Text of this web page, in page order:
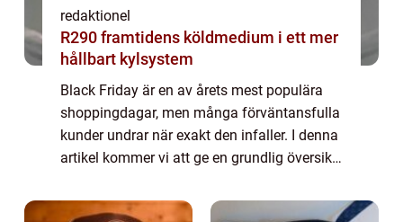
redaktionel
R290 framtidens köldmedium i ett mer
hållbart kylsystem
Black Friday är en av årets mest populära
shoppingdagar, men många förväntansfulla
kunder undrar när exakt den infaller. I denna
artikel kommer vi att ge en grundlig översikt
den äger rum, vilka olika typer...